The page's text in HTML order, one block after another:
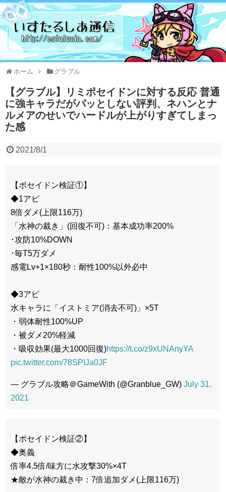
ホーム グラブル
【グラブル】リミポセイドンに対する反応 普通
に強キャラだがパッとしない評判、ネハンとナ
ルメアのせいでハードルが上がりすぎてしまっ
た感
2021/8/1
【ポセイドン検証①】
◆1アビ
8倍ダメ(上限116万)
「水神の裁き」(回復不可)：基本成功率200%
･攻防10%DOWN
･毎T5万ダメ
感電Lv+1×180秒：耐性100%以外必中
◆3アビ
水キャラに「イストミア(消去不可)」×5T
・弱体耐性100%UP
・被ダメ20%軽減
・吸収効果(最大1000回復)https://t.co/z9xUNAnyYA
pic.twitter.com/78SPIJa0JF
— グラブル攻略＠GameWith (@Granblue_GW) July 31,
2021
【ポセイドン検証②】
◆奥義
倍率4.5倍/味方に水攻撃30%×4T
★敵が水神の裁き中：7倍追加ダメ(上限116万)